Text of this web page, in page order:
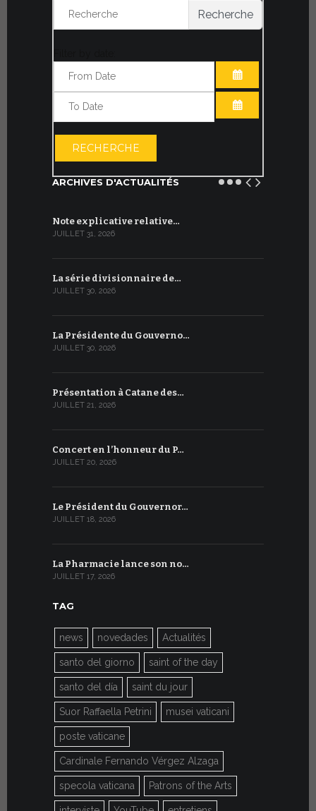
Recherche
OUVRIR LE
RECHERCHE
ARCHIVES D'ACTUALITÉS
Note explicative relative…
JUILLET 31, 2026
La série divisionnaire de…
JUILLET 30, 2026
La Présidente du Gouverno…
JUILLET 30, 2026
Présentation à Catane des…
JUILLET 21, 2026
Concert en l’honneur du P…
JUILLET 20, 2026
Le Président du Gouvernor…
JUILLET 18, 2026
La Pharmacie lance son no…
JUILLET 17, 2026
TAG
news novedades Actualités
santo del giorno saint of the day
santo del día saint du jour
Suor Raffaella Petrini musei vaticani
poste vaticane
Cardinale Fernando Vérgez Alzaga
specola vaticana Patrons of the Arts